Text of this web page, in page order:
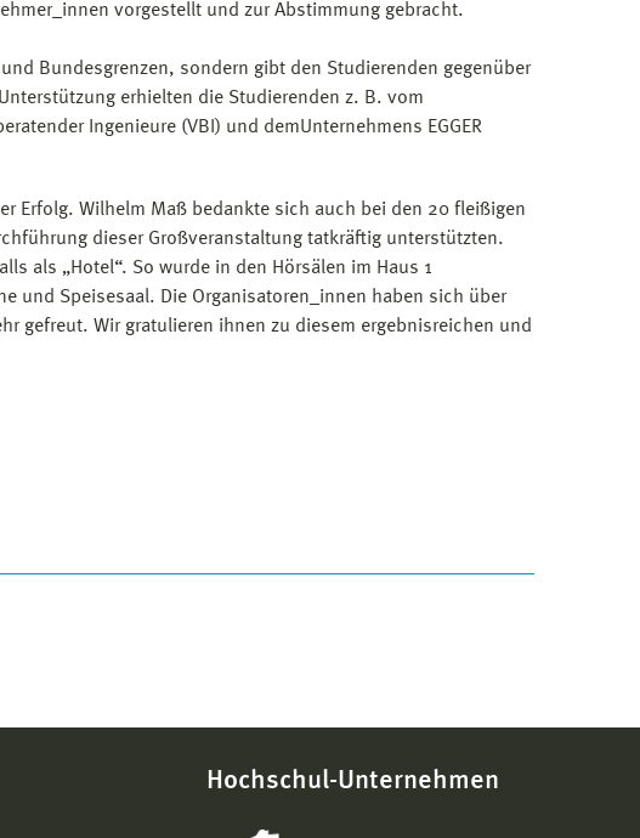
vorgestellt und zur Abstimmung gebracht.
Bundesgrenzen, sondern gibt den Studierenden gegenüber
erhielten die Studierenden z. B. vom
Ingenieure (VBI) und demUnternehmens EGGER
Erfolg. Wilhelm Maß bedankte sich auch bei den 20 fleißigen
dieser Großveranstaltung tatkräftig unterstützten.
als „Hotel“. So wurde in den Hörsälen im Haus 1
und Speisesaal. Die Organisatoren_innen haben sich über
gefreut. Wir gratulieren ihnen zu diesem ergebnisreichen und
Hochschul-Unternehmen